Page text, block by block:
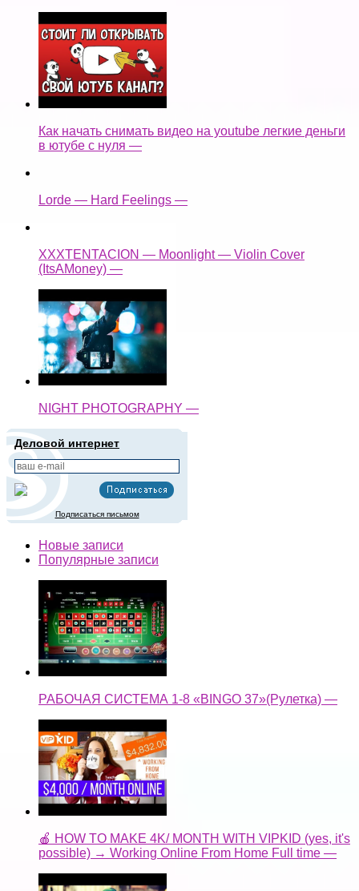
Как начать снимать видео на youtube легкие деньги
в ютубе с нуля —
Lorde — Hard Feelings —
XXXTENTACION — Moonlight — Violin Cover
(ItsAMoney) —
NIGHT PHOTOGRAPHY —
Деловой интернет
Подписаться письмом
Новые записи
Популярные записи
РАБОЧАЯ СИСТЕМА 1-8 «BINGO 37»(Рулетка) —
🍎 HOW TO MAKE 4K/ MONTH WITH VIPKID (yes, it's
possible) → Working Online From Home Full time —